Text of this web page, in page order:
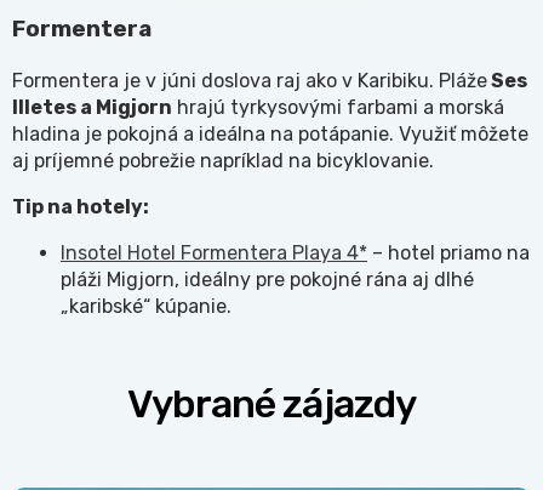
Formentera
Formentera je v júni doslova raj ako v Karibiku. PlážeSes
Illetes a Migjorn hrajú tyrkysovými farbami a morská
hladina je pokojná a ideálna na potápanie. Využiť môžete
aj príjemné pobrežie napríklad na bicyklovanie.
Tip na hotely:
Insotel Hotel Formentera Playa 4* – hotel priamo na
pláži Migjorn, ideálny pre pokojné rána aj dlhé
„karibské“ kúpanie.
Vybrané zájazdy